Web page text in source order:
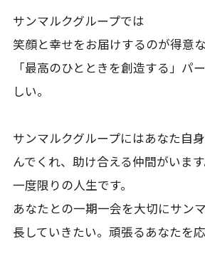
サンマルクグループでは
笑顔と幸せをお届けするのが得意
「最高のひとときを創造する」パ
しい。
サンマルクグループにはあなた自
んでくれ、助け合える仲間がいます
一度限りの人生です。
あなたとの一期一会を大切にサン
長していきたい。頑張るあなたを応